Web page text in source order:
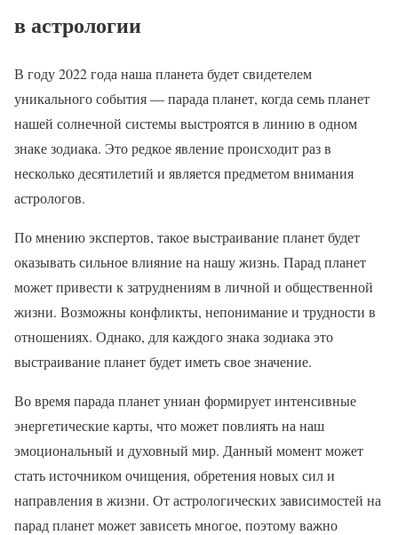
в астрологии
В году 2022 года наша планета будет свидетелем
уникального события — парада планет, когда семь планет
нашей солнечной системы выстроятся в линию в одном
знаке зодиака. Это редкое явление происходит раз в
несколько десятилетий и является предметом внимания
астрологов.
По мнению экспертов, такое выстраивание планет будет
оказывать сильное влияние на нашу жизнь. Парад планет
может привести к затруднениям в личной и общественной
жизни. Возможны конфликты, непонимание и трудности в
отношениях. Однако, для каждого знака зодиака это
выстраивание планет будет иметь свое значение.
Во время парада планет униан формирует интенсивные
энергетические карты, что может повлиять на наш
эмоциональный и духовный мир. Данный момент может
стать источником очищения, обретения новых сил и
направления в жизни. От астрологических зависимостей на
парад планет может зависеть многое, поэтому важно